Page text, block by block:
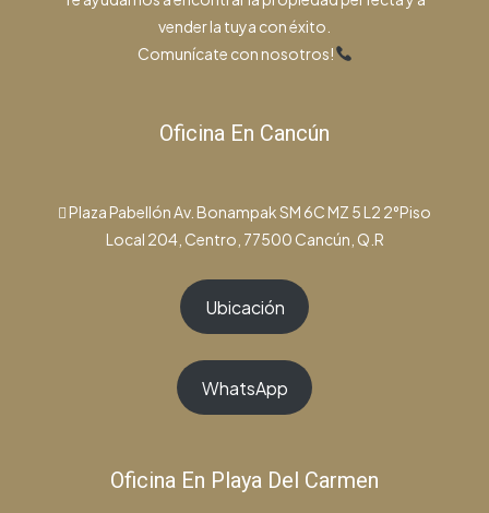
vender la tuya con éxito.
Comunícate con nosotros!
Oficina En Cancún
Plaza Pabellón Av. Bonampak SM 6C MZ 5 L2 2°Piso
Local 204, Centro, 77500 Cancún, Q.R
Ubicación
WhatsApp
Oficina En Playa Del Carmen